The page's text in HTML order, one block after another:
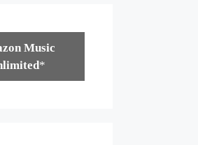
Music
*